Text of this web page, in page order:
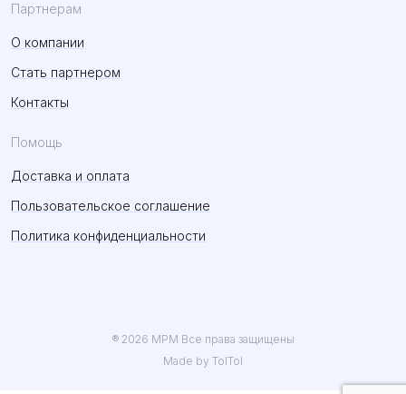
Партнерам
О компании
Стать партнером
Контакты
Помощь
Доставка и оплата
Пользовательское соглашение
Политика конфиденциальности
® 2026 MPM Все права защищены
Made by TolTol